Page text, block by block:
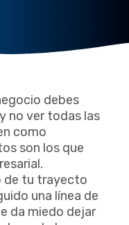
debes
no ver todas las
como
son los que
de tu trayecto
una línea de
da miedo dejar